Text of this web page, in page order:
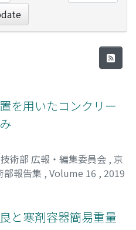
を用いたコンクリー
術部 広報・編集委員会 , 京
部報告集 , Volume 16 , 2019
と寒剤容器簡易重量